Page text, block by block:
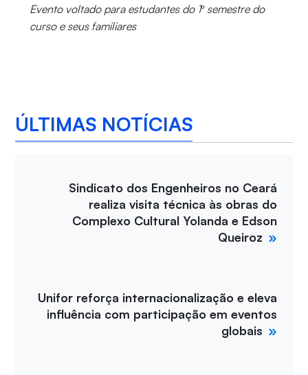
Evento voltado para estudantes do 1º semestre do
curso e seus familiares
ÚLTIMAS NOTÍCIAS
Sindicato dos Engenheiros no Ceará
realiza visita técnica às obras do
Complexo Cultural Yolanda e Edson
Queiroz
Unifor reforça internacionalização e eleva
influência com participação em eventos
globais